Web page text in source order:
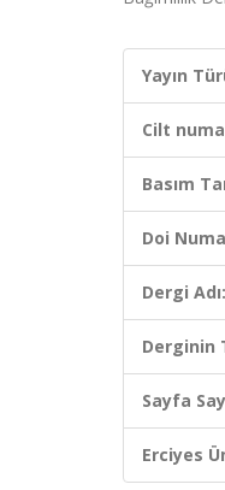
Yayın
Cilt
Basım
Doi
Dergi Adı:
Derginin
Sayfa
Erciyes